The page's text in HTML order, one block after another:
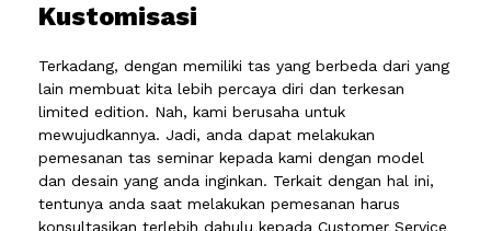
Kustomisasi
Terkadang, dengan memiliki tas yang berbeda dari yang
lain membuat kita lebih percaya diri dan terkesan
limited edition. Nah, kami berusaha untuk
mewujudkannya. Jadi, anda dapat melakukan
pemesanan tas seminar kepada kami dengan model
dan desain yang anda inginkan. Terkait dengan hal ini,
tentunya anda saat melakukan pemesanan harus
konsultasikan terlebih dahulu kepada Customer Service